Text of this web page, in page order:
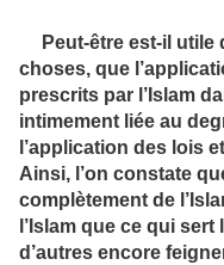
Peut-être est-il utile
choses, que
prescrits par l’Islam
intimement liée au
l’application des lois
Ainsi, l’on constate
complètement de
l’Islam que ce qui
d’autres encore